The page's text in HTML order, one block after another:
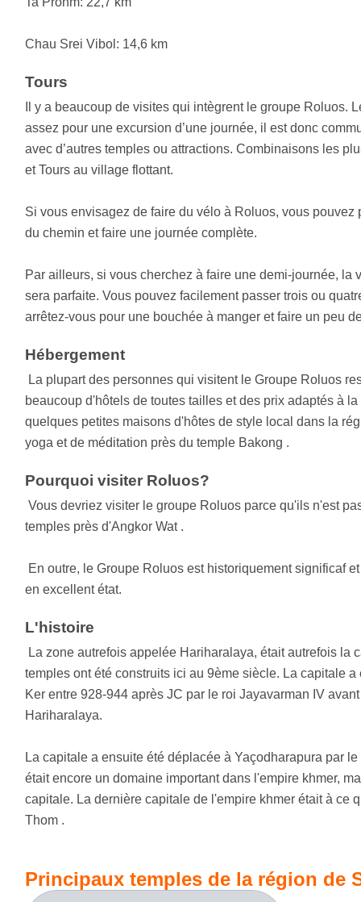
Chau Srei Vibol: 14,6 km
Tours
Il y a beaucoup de visites qui intègrent le groupe Roluos.
assez pour une excursion d’une journée, il est donc
avec d’autres temples ou attractions. Combinaisons les
et Tours au village flottant.
Si vous envisagez de faire du vélo à Roluos, vous pouvez
du chemin et faire une journée complète.
Par ailleurs, si vous cherchez à faire une demi-journée, la
sera parfaite. Vous pouvez facilement passer trois ou
arrêtez-vous pour une bouchée à manger et faire un peu
Hébergement
La plupart des personnes qui visitent le Groupe Roluos
beaucoup d'hôtels de toutes tailles et des prix adaptés à
quelques petites maisons d'hôtes de style local dans la
yoga et de méditation près du temple Bakong .
Pourquoi visiter Roluos?
Vous devriez visiter le groupe Roluos parce qu'ils n'est
temples près d'Angkor Wat .
En outre, le Groupe Roluos est historiquement significaf
en excellent état.
L'histoire
La zone autrefois appelée Hariharalaya, était autrefois la
temples ont été construits ici au 9ème siècle. La capitale
Ker entre 928-944 après JC par le roi Jayavarman IV
Hariharalaya.
La capitale a ensuite été déplacée à Yaçodharapura par
était encore un domaine important dans l'empire khmer,
capitale. La dernière capitale de l'empire khmer était à ce
Thom .
Principaux temples de la région de